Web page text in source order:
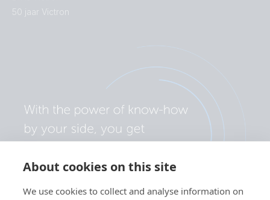
About cookies on this site
We use cookies to collect and analyse information on
50 jaar Victron